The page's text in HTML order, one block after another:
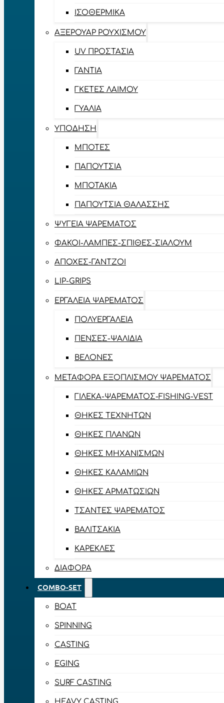
ΙΣΟΘΕΡΜΙΚΆ
ΑΞΕΡΟΥΆΡ ΡΟΥΧΙΣΜΟΎ
UV ΠΡΟΣΤΑΣΊΑ
ΓΆΝΤΙΑ
ΓΚΈΤΕΣ ΛΑΊΜΟΥ
ΓΥΑΛΙΆ
ΥΠΌΔΗΣΗ
ΜΠΌΤΕΣ
ΠΑΠΟΎΤΣΙΑ
ΜΠΟΤΆΚΙΑ
ΠΑΠΟΎΤΣΙΑ ΘΑΛΆΣΣΗΣ
ΨΥΓΕΊΑ ΨΑΡΈΜΑΤΟΣ
ΦΑΚΟΊ-ΛΆΜΠΕΣ-ΣΠΊΘΕΣ-ΣΊΑΛΟΥΜ
ΑΠΌΧΕΣ-ΓΆΝΤΖΟΙ
LIP-GRIPS
EΡΓΑΛΕΊΑ ΨΑΡΈΜΑΤΟΣ
ΠΟΛΥΕΡΓΑΛΕΊΑ
ΠΈΝΣΕΣ-ΨΑΛΊΔΙΑ
ΒΕΛΌΝΕΣ
ΜΕΤΑΦΟΡΆ ΕΞΟΠΛΙΣΜΟΎ ΨΑΡΈΜΑΤΟΣ
ΓΙΛΈΚΑ-ΨΑΡΈΜΑΤΟΣ-FISHING-VEST
ΘΉΚΕΣ ΤΕΧΝΗΤΏΝ
ΘΉΚΕΣ ΠΛΆΝΩΝ
ΘΉΚΕΣ ΜΗΧΑΝΙΣΜΏΝ
ΘΉΚΕΣ ΚΑΛΑΜΙΏΝ
ΘΉΚΕΣ ΑΡΜΑΤΩΣΙΏΝ
ΤΣΆΝΤΕΣ ΨΑΡΈΜΑΤΟΣ
ΒΑΛΙΤΣΆΚΙΑ
ΚΑΡΈΚΛΕΣ
ΔΙΆΦΟΡΑ
COMBO-SET
BOAT
SPINNING
CASTING
EGING
SURF CASTING